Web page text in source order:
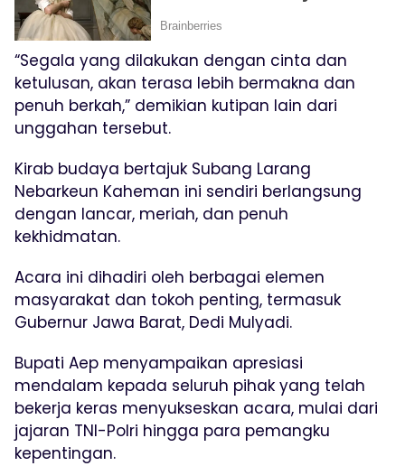
“Segala yang dilakukan dengan cinta dan
ketulusan, akan terasa lebih bermakna dan
penuh berkah,” demikian kutipan lain dari
unggahan tersebut.
Kirab budaya bertajuk Subang Larang
Nebarkeun Kaheman ini sendiri berlangsung
dengan lancar, meriah, dan penuh
kekhidmatan.
Acara ini dihadiri oleh berbagai elemen
masyarakat dan tokoh penting, termasuk
Gubernur Jawa Barat, Dedi Mulyadi.
Bupati Aep menyampaikan apresiasi
mendalam kepada seluruh pihak yang telah
bekerja keras menyukseskan acara, mulai dari
jajaran TNI-Polri hingga para pemangku
kepentingan.